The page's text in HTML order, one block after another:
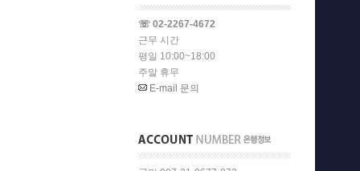
☏ 02-2267-4672
근무 시간
평일 10:00~18:00
주말 휴무
E-mail 문의